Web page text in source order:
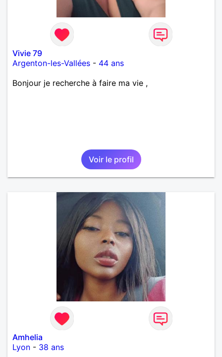
Vivie 79
Argenton-les-Vallées - 44 ans
Bonjour je recherche à faire ma vie ,
Voir le profil
Amhelia
Lyon - 38 ans